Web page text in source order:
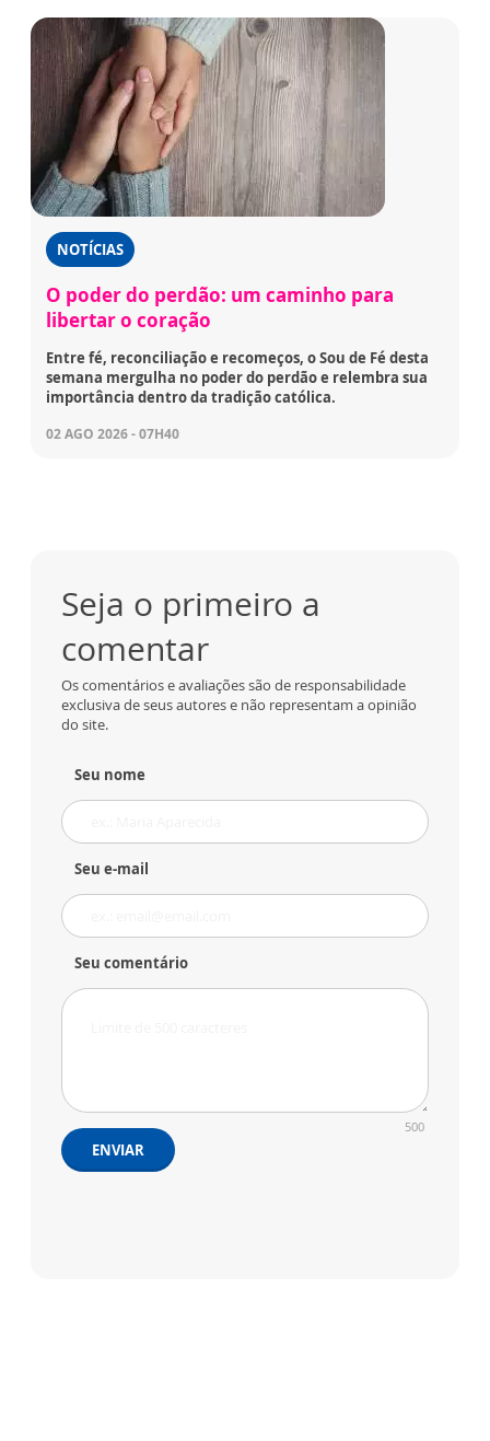
NOTÍCIAS
O poder do perdão: um caminho para
libertar o coração
Entre fé, reconciliação e recomeços, o Sou de Fé desta
semana mergulha no poder do perdão e relembra sua
importância dentro da tradição católica.
02 AGO 2026 - 07H40
Seja o primeiro a
comentar
Os comentários e avaliações são de responsabilidade
exclusiva de seus autores e não representam a opinião
do site.
Seu nome
Seu e-mail
Seu comentário
500
ENVIAR